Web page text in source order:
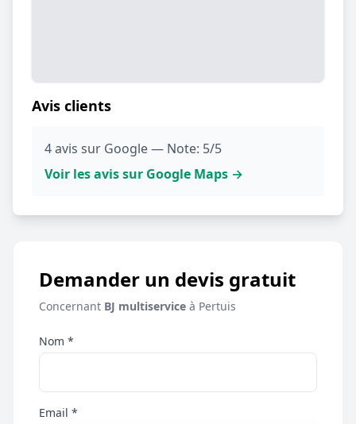
Avis clients
4 avis sur Google — Note: 5/5
Voir les avis sur Google Maps →
Demander un devis gratuit
Concernant BJ multiservice à Pertuis
Nom *
Email *